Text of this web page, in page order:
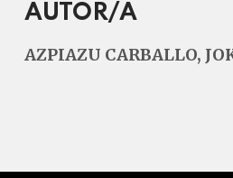
AUTOR/A
AZPIAZU CARBALLO,